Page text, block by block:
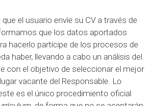
el usuario envíe su CV a través de
que los datos aportados
hacerlo partícipe de los procesos de
haber, llevando a cabo un análisis del
con el objetivo de seleccionar el mejor
vacante del Responsable. Lo
es el único procedimiento oficial